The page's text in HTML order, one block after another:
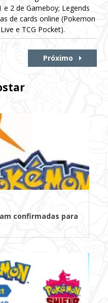
e 2 de Gameboy; Legends
de cards online (Pokemon
e TCG Pocket).
Próximo
confirmadas para